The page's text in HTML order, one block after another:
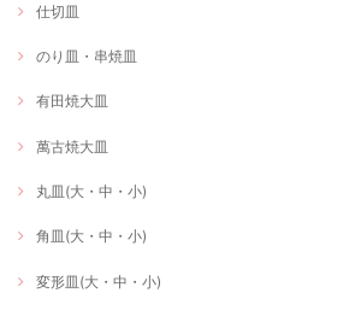
仕切皿
のり皿・串焼皿
有田焼大皿
萬古焼大皿
丸皿(大・中・小)
角皿(大・中・小)
変形皿(大・中・小)